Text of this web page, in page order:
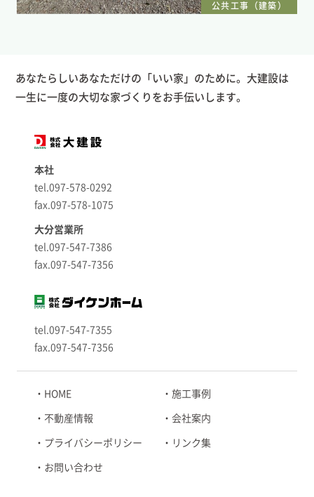
公共工事（建築）
あなたらしいあなただけの「いい家」のために。大建設は
一生に一度の大切な家づくりをお手伝いします。
本社
tel.097-578-0292
fax.097-578-1075
大分営業所
tel.097-547-7386
fax.097-547-7356
tel.097-547-7355
fax.097-547-7356
HOME 施工事例
不動産情報 会社案内
プライバシーポリシー リンク集
お問い合わせ